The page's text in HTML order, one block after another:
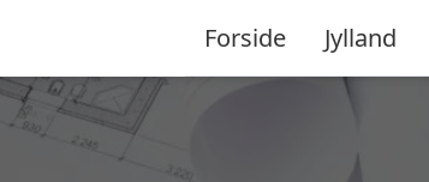
Forside Jylland